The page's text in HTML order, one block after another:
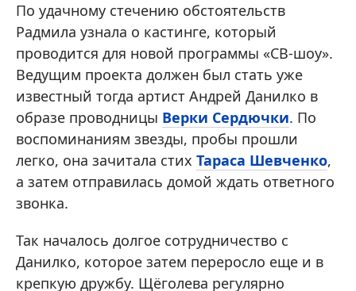
По удачному стечению обстоятельств
Радмила узнала о кастинге, который
проводится для новой программы «СВ-шоу».
Ведущим проекта должен был стать уже
известный тогда артист Андрей Данилко в
образе проводницы Верки Сердючки. По
воспоминаниям звезды, пробы прошли
легко, она зачитала стих Тараса Шевченко,
а затем отправилась домой ждать ответного
звонка.
Так началось долгое сотрудничество с
Данилко, которое затем переросло еще и в
крепкую дружбу. Щёголева регулярно